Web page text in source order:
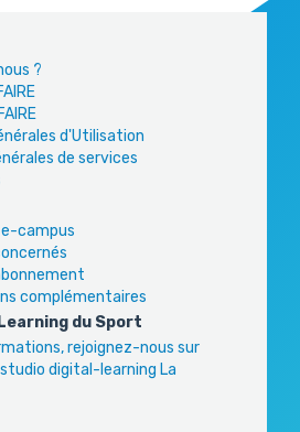
?
d'Utilisation
de services
campus
complémentaires
du Sport
rejoignez-nous sur
digital-learning La